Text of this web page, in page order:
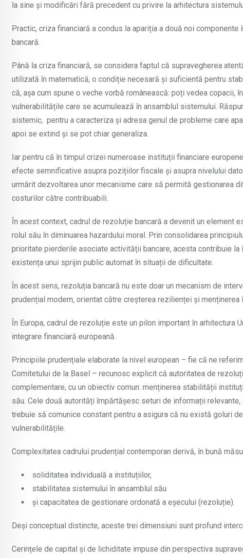
la sine și modificări fără precedent cu privire la arhitectura
Practic, criza financiară a condus la apariția a două noi
bancară.
Până la criza financiară, se considera faptul că supravegherea
utilizată în matematică, o condiție necesară și suficientă pentru
că, așa cum spune o veche vorbă românească: poți vedea
vulnerabilitățile care se acumulează în ansamblul sistemului.
sistemic, pentru a caracteriza și adresa genul de probleme care
apoi se extind și se pot chiar generaliza.
Iar pentru că în timpul crizei numeroase instituții financiare
efecte semnificative asupra pozițiilor fiscale și asupra nivelului
urmărit dezvoltarea unor mecanisme care să permită
costurilor către contribuabili.
În acest context, cadrul de rezoluție bancară a devenit un element
rolul său în diminuarea hazardului moral. Prin consolidarea
prioritate pierderile asociate activității bancare, acesta contribuie
existența unui sprijin public automat în situații de dificultate.
În acest sens, rezoluția bancară nu este doar un mecanism de
prudențial modern, orientat către creșterea rezilienței și menținerea
În Europa, cadrul de rezoluție este un pilon important în
integrare financiară europeană.
Principiile prudențiale elaborate la nivel european – fie că ne
Comitetului de la Basel – recunosc explicit că autoritatea de
complementare, cu un obiectiv comun: menținerea stabilității
său. Cele două autorități împărtășesc seturi de informații
trebuie să comunice constant pentru a asigura că nu există goluri
vulnerabilitățile.
Complexitatea cadrului prudențial contemporan derivă, în bună
soliditatea individuală a instituțiilor,
stabilitatea sistemului în ansamblul său
și capacitatea de gestionare ordonată a eșecului (rezoluție).
Deși conceptual distincte, aceste trei dimensiuni sunt profund
Cerințele de capital și de lichiditate impuse din perspectiva